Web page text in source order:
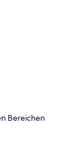
Bereichen